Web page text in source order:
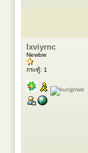
lxviyrnc
Newbie
กระทู้: 1